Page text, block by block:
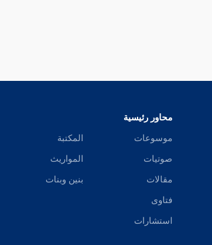
محاور رئيسية
موسوعات
صوتيات
مقالات
فتاوى
استشارات
المكتبة
المواريث
بنين وبنات